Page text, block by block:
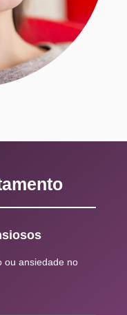
ou ansiedade no